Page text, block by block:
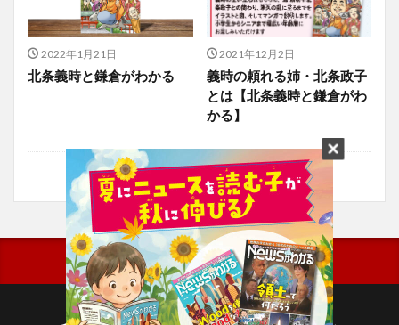
2022年1月21日
北条義時と鎌倉がわかる
2021年12月2日
義時の頼れる姉・北条政子
とは【北条義時と鎌倉がわ
かる】